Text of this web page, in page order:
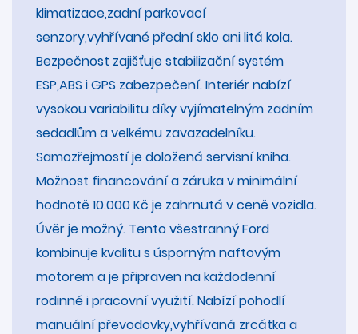
klimatizace,zadní parkovací
senzory,vyhřívané přední sklo ani litá kola.
Bezpečnost zajišťuje stabilizační systém
ESP,ABS i GPS zabezpečení. Interiér nabízí
vysokou variabilitu díky vyjímatelným zadním
sedadlům a velkému zavazadelníku.
Samozřejmostí je doložená servisní kniha.
Možnost financování a záruka v minimální
hodnotě 10.000 Kč je zahrnutá v ceně vozidla.
Úvěr je možný. Tento všestranný Ford
kombinuje kvalitu s úsporným naftovým
motorem a je připraven na každodenní
rodinné i pracovní využití. Nabízí pohodlí
manuální převodovky,vyhřívaná zrcátka a